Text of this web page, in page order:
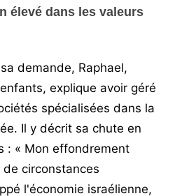
élevé dans les valeurs
demande, Raphael,
explique avoir géré
spécialisées dans la
Il y décrit sa chute en
: « Mon effondrement
circonstances
l'économie israélienne,